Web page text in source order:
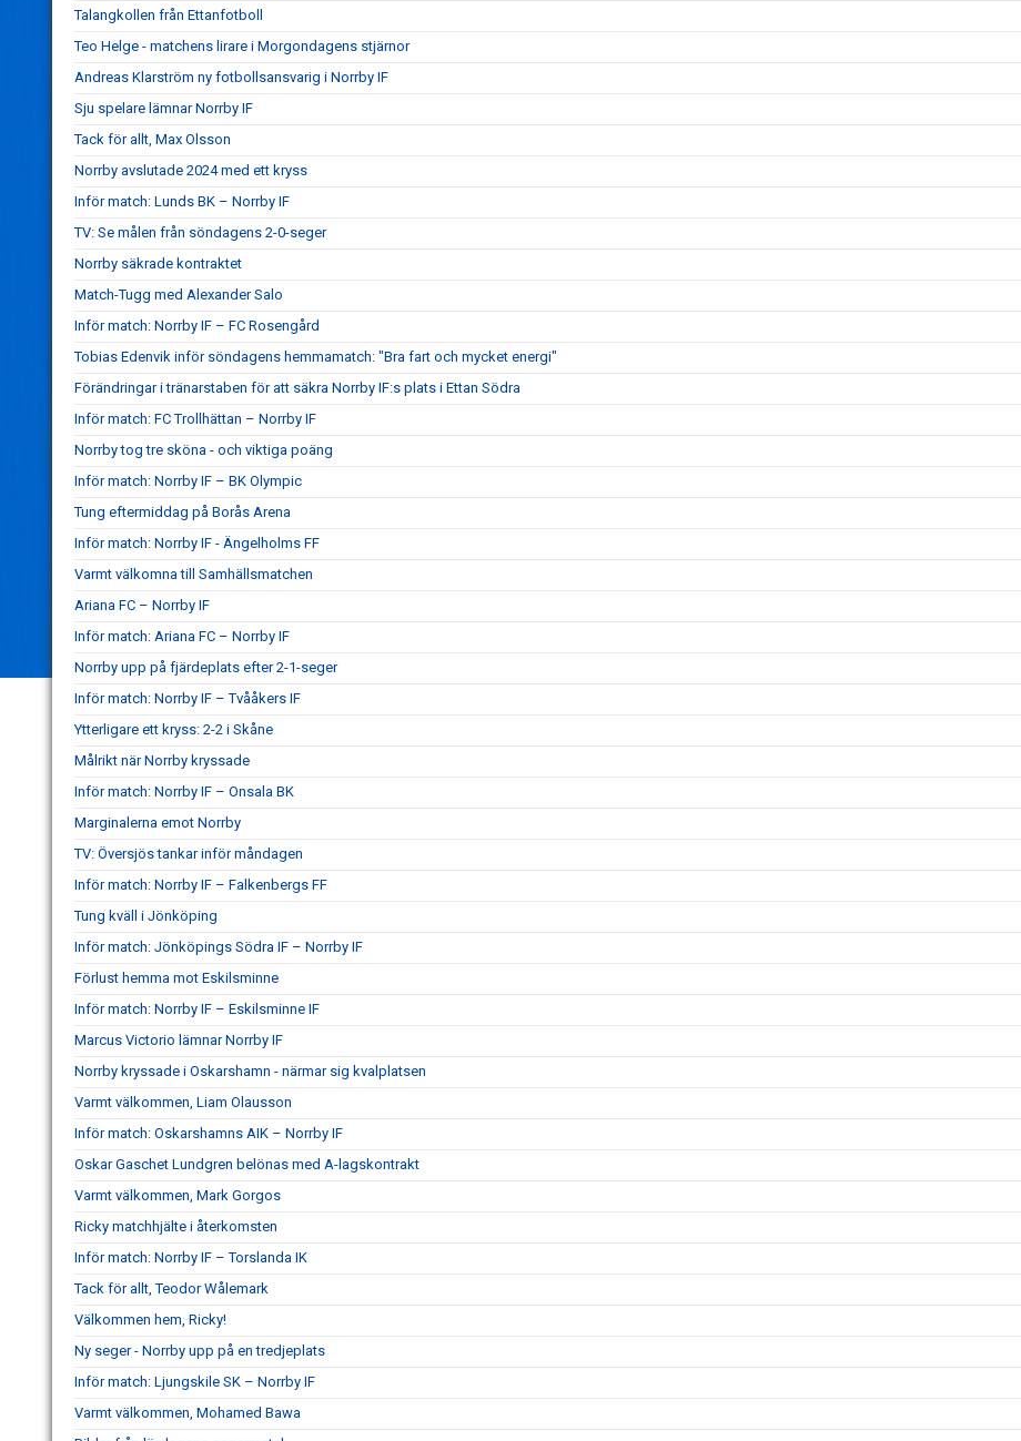
Talangkollen från Ettanfotboll
Teo Helge - matchens lirare i Morgondagens stjärnor
Andreas Klarström ny fotbollsansvarig i Norrby IF
Sju spelare lämnar Norrby IF
Tack för allt, Max Olsson
Norrby avslutade 2024 med ett kryss
Inför match: Lunds BK – Norrby IF
TV: Se målen från söndagens 2-0-seger
Norrby säkrade kontraktet
Match-Tugg med Alexander Salo
Inför match: Norrby IF – FC Rosengård
Tobias Edenvik inför söndagens hemmamatch: "Bra fart och mycket energi"
Förändringar i tränarstaben för att säkra Norrby IF:s plats i Ettan Södra
Inför match: FC Trollhättan – Norrby IF
Norrby tog tre sköna - och viktiga poäng
Inför match: Norrby IF – BK Olympic
Tung eftermiddag på Borås Arena
Inför match: Norrby IF - Ängelholms FF
Varmt välkomna till Samhällsmatchen
Ariana FC – Norrby IF
Inför match: Ariana FC – Norrby IF
Norrby upp på fjärdeplats efter 2-1-seger
Inför match: Norrby IF – Tvååkers IF
Ytterligare ett kryss: 2-2 i Skåne
Målrikt när Norrby kryssade
Inför match: Norrby IF – Onsala BK
Marginalerna emot Norrby
TV: Översjös tankar inför måndagen
Inför match: Norrby IF – Falkenbergs FF
Tung kväll i Jönköping
Inför match: Jönköpings Södra IF – Norrby IF
Förlust hemma mot Eskilsminne
Inför match: Norrby IF – Eskilsminne IF
Marcus Victorio lämnar Norrby IF
Norrby kryssade i Oskarshamn - närmar sig kvalplatsen
Varmt välkommen, Liam Olausson
Inför match: Oskarshamns AIK – Norrby IF
Oskar Gaschet Lundgren belönas med A-lagskontrakt
Varmt välkommen, Mark Gorgos
Ricky matchhjälte i återkomsten
Inför match: Norrby IF – Torslanda IK
Tack för allt, Teodor Wålemark
Välkommen hem, Ricky!
Ny seger - Norrby upp på en tredjeplats
Inför match: Ljungskile SK – Norrby IF
Varmt välkommen, Mohamed Bawa